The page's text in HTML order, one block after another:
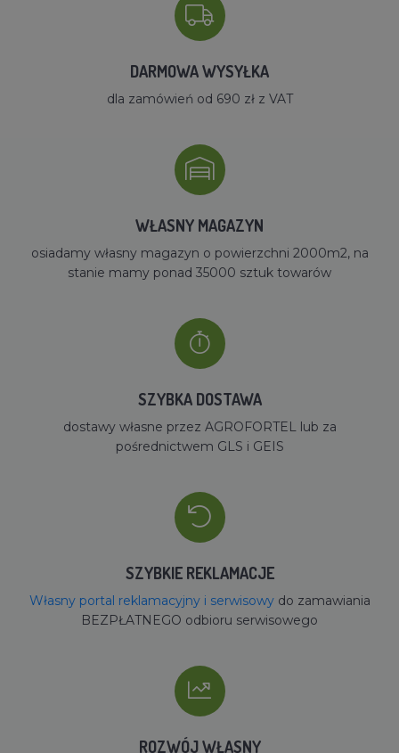
DARMOWA WYSYŁKA
dla zamówień od 690 zł z VAT
WŁASNY MAGAZYN
osiadamy własny magazyn o powierzchni 2000m2, na
stanie mamy ponad 35000 sztuk towarów
SZYBKA DOSTAWA
dostawy własne przez AGROFORTEL lub za
pośrednictwem GLS i GEIS
SZYBKIE REKLAMACJE
Własny portal reklamacyjny i serwisowydo zamawiania
BEZPŁATNEGO odbioru serwisowego
ROZWÓJ WŁASNY